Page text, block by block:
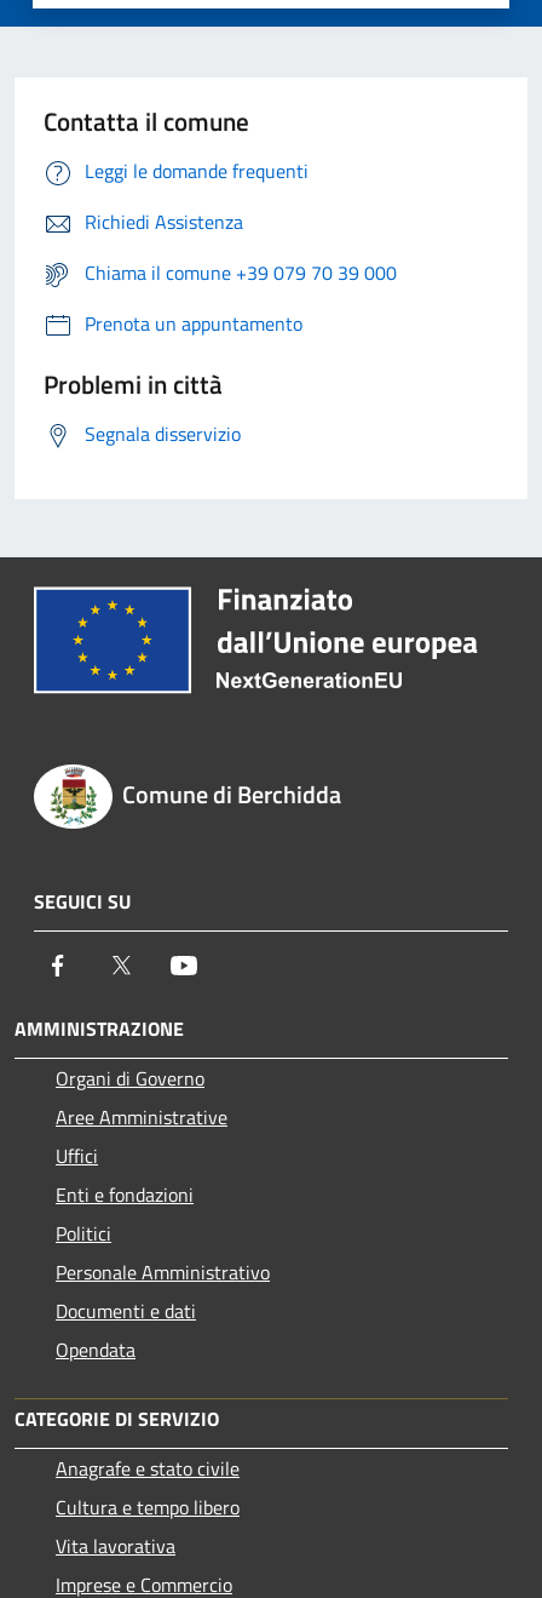
Contatta il comune
Leggi le domande frequenti
Richiedi Assistenza
Chiama il comune +39 079 70 39 000
Prenota un appuntamento
Problemi in città
Segnala disservizio
Comune di Berchidda
SEGUICI SU
Facebook Twitter
AMMINISTRAZIONE
Organi di Governo
Aree Amministrative
Uffici
Enti e fondazioni
Politici
Personale Amministrativo
Documenti e dati
Opendata
CATEGORIE DI SERVIZIO
Anagrafe e stato civile
Cultura e tempo libero
Vita lavorativa
Imprese e Commercio